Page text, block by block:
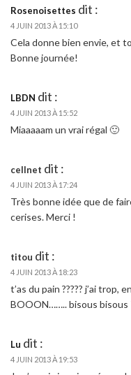
Rosenoisettes dit :
4 JUIN 2013 À 15:10
Cela donne bien envie, et
Bonne journée!
LBDN dit :
4 JUIN 2013 À 15:52
Miaaaaam un vrai régal 🙂
cellnet dit :
4 JUIN 2013 À 17:24
Très bonne idée que de
cerises. Merci !
titou dit :
4 JUIN 2013 À 18:23
t’as du pain ????? j’ai
BOOON…….. bisous
Lu dit :
4 JUIN 2013 À 19:53